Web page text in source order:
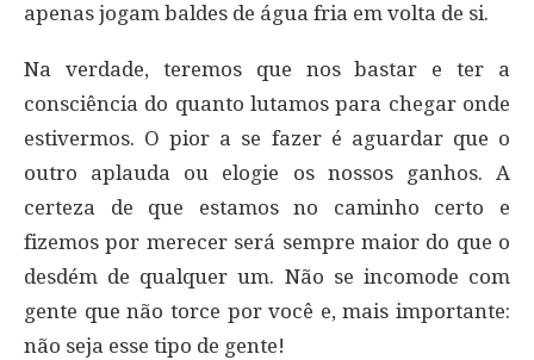
apenas jogam baldes de água fria em volta de si.
Na verdade, teremos que nos bastar e ter a
consciência do quanto lutamos para chegar onde
estivermos. O pior a se fazer é aguardar que o
outro aplauda ou elogie os nossos ganhos. A
certeza de que estamos no caminho certo e
fizemos por merecer será sempre maior do que o
desdém de qualquer um. Não se incomode com
gente que não torce por você e, mais importante:
não seja esse tipo de gente!